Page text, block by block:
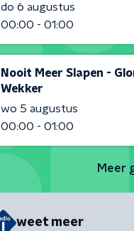
do 6 augustus
00:00 - 01:00
Nooit Meer Slapen -
Wekker
wo 5 augustus
00:00 - 01:00
Meer
weet meer